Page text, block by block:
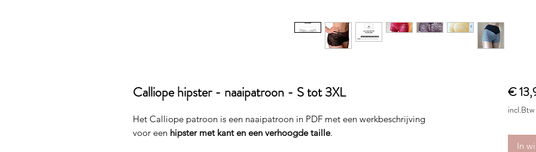
Calliope hipster - naaipatroon - S tot 3XL
Het Calliope patroon is een naaipatroon in PDF met een werkbeschrijving
voor een hipster met kant en een verhoogde taille.
€
incl.Btw
In